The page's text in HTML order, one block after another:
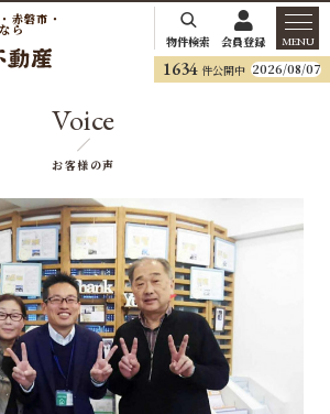
赤磐市・
ら
物件検索 会員登録 MENU
1634 件公開中 2026/08/07
Voice
お客様の声